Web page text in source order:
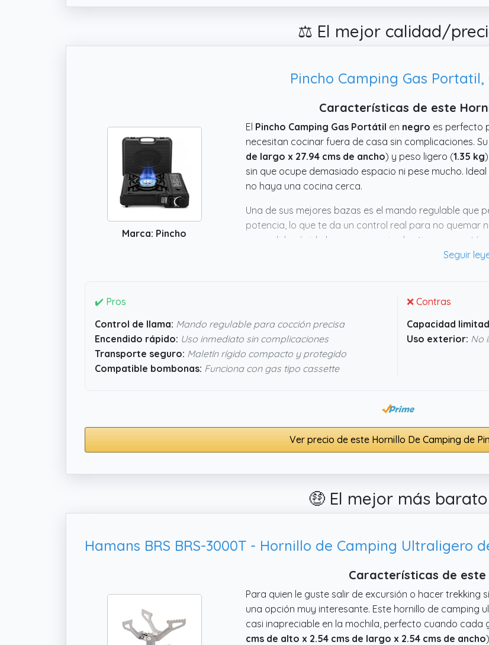
⚖️ El mejor calidad/
Pincho Camping Gas Portatil,
Marca: Pincho
Características de este
El Pincho Camping Gas Portátil en negro es perfecto
necesitan cocinar fuera de casa sin complicaciones.
de largo x 27.94 cms de ancho) y peso ligero (1.35 kg
sin que ocupe demasiado espacio ni pese mucho.
no haya una cocina cerca.
Una de sus mejores bazas es el mando regulable
potencia, lo que te da un control real para no quemar
encendido rápido hace que no pierdas tiempo
sea compatible con las bombonas tipo cassette y
✔️ Pros
Control de llama: Mando regulable para cocción precisa
Encendido rápido: Uso inmediato sin complicaciones
Transporte seguro: Maletín rígido compacto y protegido
Compatible bombonas: Funciona con gas tipo cassette
❌ Contras
Capacidad
Uso exterior: No
Ver precio de este Hornillo De Camping de
🤑 El mejor más barato
Características de este
Para quien le guste salir de excursión o hacer trekking
una opción muy interesante. Este hornillo de camping
casi inapreciable en la mochila, perfecto cuando
cms de alto x 2.54 cms de largo x 2.54 cms de ancho